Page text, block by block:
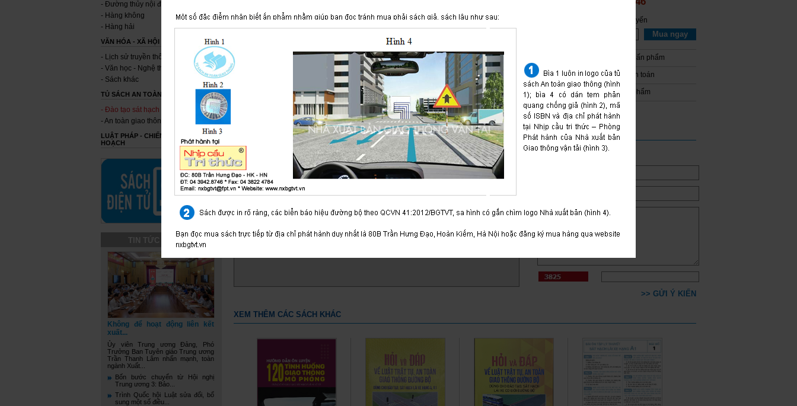
- Đường thủy nội địa
- Hàng không
- Hàng hải
VĂN HÓA - XÃ HỘI
- Lịch sử truyền thống
- Văn học - Nghệ thuật
- Sách khác
TỦ SÁCH AN TOÀN GIAO THÔNG
- Đào tạo sát hạch
- An toàn giao thông khác
LUẬT PHÁP - CHIẾN LƯỢC - QUY
HOẠCH
TIN TỨC SỰ KIỆN
Không để hoạt động liên kết
xuất...
Ủy viên Trung ương Đảng, Phó
Trưởng Ban Tuyên giáo Trung ương
Trần Thanh Lâm nhấn mạnh, toàn
ngành Xuất...
Bốn bước chuyển từ Hội nghị
Trung ương 3: Bảo...
Trình Quốc hội Luật sửa đổi, bổ
sung một số điều...
Phần I.Luật Trật tự, an toàn giao thông đường bộ
(Trích Luật số 36/2024/QH15 nagyf 27/6/2024);
Phần II.Một số văn bản hướng dẫn thi hành
tự, an toàn giao thông đường bộ;
600 câu hỏiDùng cho Đào tạo, sát hạch lái xe
cơ giới đường bộ.
Mua hàng trực tuyến
Mua ngay
Hướng dẫn mua ấn phẩm
Hướng dẫn thanh toán
Giao - Nhận ấn phẩm
Ý KIẾN BẠN ĐỌC
ĐÓNG GÓP Ý KIẾN
>> GỬI Ý KIẾN
Chưa có ý kiến ...
XEM THÊM CÁC SÁCH KHÁC